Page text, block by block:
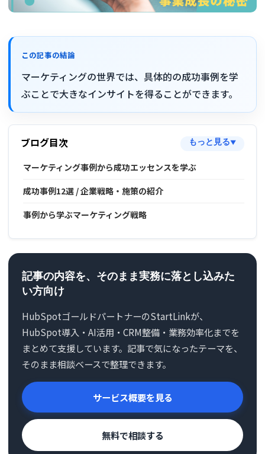
この記事の結論
マーケティングの世界では、具体的の成功事例を学
ぶことで大きなインサイトを得ることができます。
ブログ目次 もっと見る▼
マーケティング事例から成功エッセンスを学ぶ
成功事例12選 / 企業戦略・施策の紹介
事例から学ぶマーケティング戦略
記事の内容を、そのまま実務に落とし込みた
い方向け
HubSpotゴールドパートナーのStartLinkが、
HubSpot導入・AI活用・CRM整備・業務効率化までを
まとめて支援しています。記事で気になったテーマを、
そのまま相談ベースで整理できます。
サービス概要を見る
無料で相談する